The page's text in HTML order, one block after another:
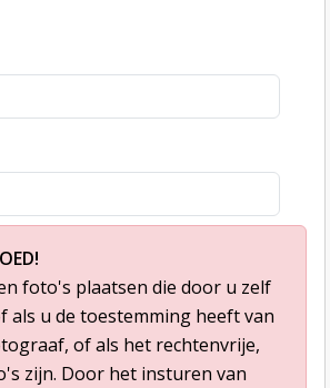
foto's plaatsen die door u zelf
als u de toestemming heeft van
of als het rechtenvrije,
zijn. Door het insturen van